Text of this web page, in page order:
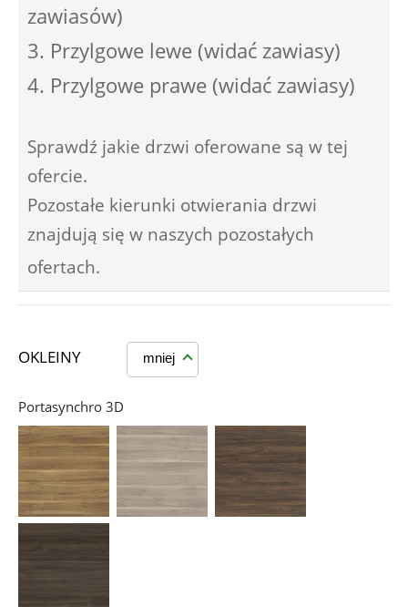
zawiasów)
3. Przylgowe lewe (widać zawiasy)
4. Przylgowe prawe (widać zawiasy)
Sprawdź jakie drzwi oferowane są w tej
ofercie.
Pozostałe kierunki otwierania drzwi
znajdują się w naszych pozostałych
ofertach.
OKLEINY mniej
Portasynchro 3D